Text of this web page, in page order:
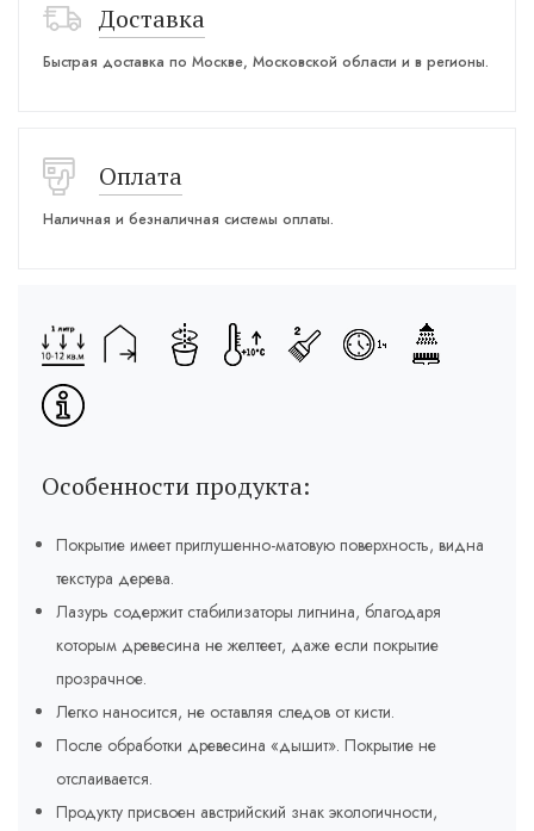
Доставка
Быстрая доставка по Москве, Московской области и в регионы.
Оплата
Наличная и безналичная системы оплаты.
Особенности продукта:
Покрытие имеет приглушенно-матовую поверхность, видна
текстура дерева.
Лазурь содержит стабилизаторы лигнина, благодаря
которым древесина не желтеет, даже если покрытие
прозрачное.
Легко наносится, не оставляя следов от кисти.
После обработки древесина «дышит». Покрытие не
отслаивается.
Продукту присвоен австрийский знак экологичности,